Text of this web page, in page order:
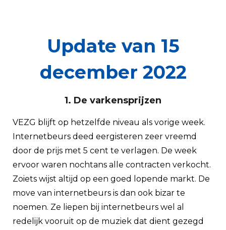
Update van 15
december 2022
1. De varkensprijzen
VEZG blijft op hetzelfde niveau als vorige week.
Internetbeurs deed eergisteren zeer vreemd
door de prijs met 5 cent te verlagen. De week
ervoor waren nochtans alle contracten verkocht.
Zoiets wijst altijd op een goed lopende markt. De
move van internetbeurs is dan ook bizar te
noemen. Ze liepen bij internetbeurs wel al
redelijk vooruit op de muziek dat dient gezegd